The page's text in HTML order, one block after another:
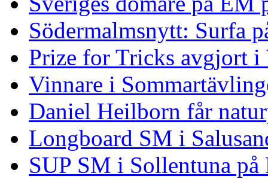
Södermalmsnytt: Surfa
Prize for Tricks avgjort i
Vinnare i
Daniel Heilborn får
Longboard SM i
SUP SM i Sollentuna på